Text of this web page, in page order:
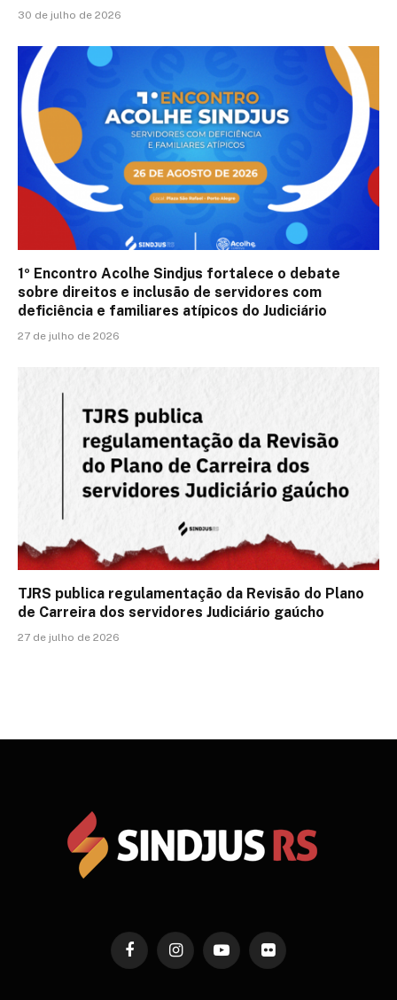
30 de julho de 2026
1º Encontro Acolhe Sindjus fortalece o debate
sobre direitos e inclusão de servidores com
deficiência e familiares atípicos do Judiciário
27 de julho de 2026
TJRS publica regulamentação da Revisão do Plano
de Carreira dos servidores Judiciário gaúcho
27 de julho de 2026
FacebookInstagramYouTubeFlickr